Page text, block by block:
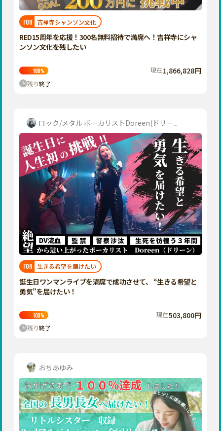
滋賀
大阪
奈良
岡山
広島
山口
四国
徳島
香川
愛媛
高知
佐賀
熊本
沖縄
FOR 吉祥寺シャンソン文化
RED15周年を応援！300名無料招待で満席へ！吉祥寺にシャ
ンソン文化を残したい
186% 現在1,866,828円
残り終了
ロック/メタル ボーカリストDoreen(ドリー...
FOR 生きる希望を届けたい
誕生日ワンマンライブを満席で成功させて、 “生きる希望と
勇気”を届けたい！
100% 現在503,800円
残り終了
おちあゆみ